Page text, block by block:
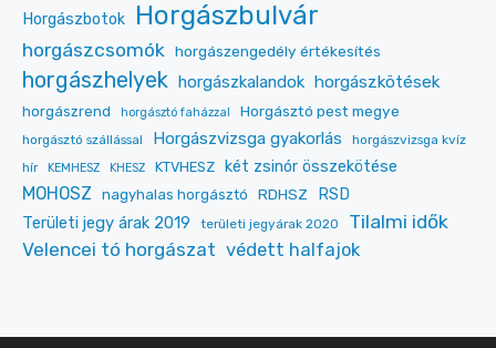
Horgászbotok Horgászbulvár
horgászcsomók horgászengedély értékesítés
horgászhelyek horgászkalandok horgászkötések
horgászrend horgásztó faházzal Horgásztó pest megye
horgásztó szállással Horgászvizsga gyakorlás
horgászvizsga kvíz
hír
KEMHESZ KHESZ KTVHESZ két zsinór összekötése
MOHOSZ nagyhalas horgásztó RDHSZ RSD
Területi jegy árak 2019 területi jegyárak 2020
Tilalmi idők
Velencei tó horgászat védett halfajok